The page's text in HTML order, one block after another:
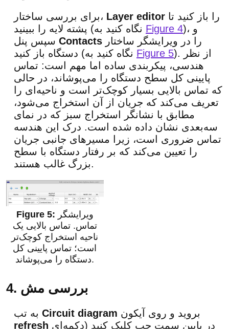
برای بررسی ساختار، Layer editor
Figure 4)، و
Contacts
Figure 5). از نظر
هندسی، پیکربندی ساده اما مهم است: تماس
پایینی کل سطح دستگاه را می‌پوشاند، در حالی
که تماس بالایی بسیار کوچک‌تر است و ناحیه‌ای را
تعریف می‌کند که جریان از آن استخراج می‌شود،
مطابق با نشانگر استخراج سبز که در نمای
سه‌بعدی نشان داده شده است. درک این هندسه
تماس ضروری است، زیرا مسیرهای جانبی جریان
را تعیین می‌کند که بر رفتار دستگاه با سطح
بزرگ غالب هستند.
ویرایشگر
تماس. تماس بالایی یک
ناحیه استخراج کوچک‌تر
است؛ تماس پایینی کل
دستگاه را می‌پوشاند.
4. بررسی مش
Circuit diagram بروید و روی آیکون
refresh